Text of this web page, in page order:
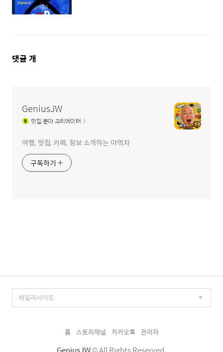
댓
댓글 개
GeniusJW
맛집분야 크리에이터
여행, 맛집, 카페, 정보 소개하는 야먹자
구독하기
홈 스토리채널 카카오톡 관리자
GeniusJW© All Rights Reserved.